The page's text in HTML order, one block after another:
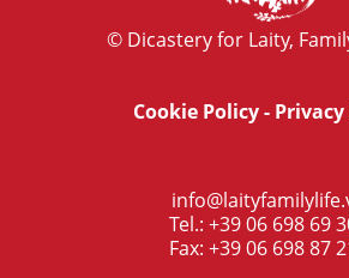
© Dicastery for Laity,
Cookie Policy-
Tel.: +39 06 698 69
Fax: +39 06 698 87